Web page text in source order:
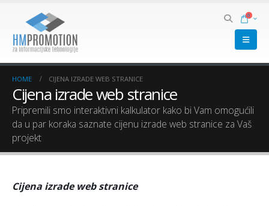
0
HOME CIJENA IZRADE WEB STRANICE
Cijena izrade web stranice
Pripremili smo interaktivni kalkulator kako bi Vam omogućili
da u par koraka saznate cijenu izrade web stranice za Vaš
projekt
Cijena izrade web stranice